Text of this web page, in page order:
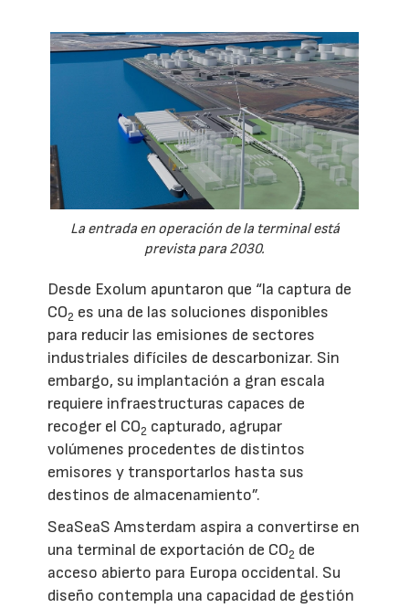
La entrada en operación de la terminal está
prevista para 2030.
Desde Exolum apuntaron que “la captura de
CO2 es una de las soluciones disponibles
para reducir las emisiones de sectores
industriales difíciles de descarbonizar. Sin
embargo, su implantación a gran escala
requiere infraestructuras capaces de
recoger el CO2 capturado, agrupar
volúmenes procedentes de distintos
emisores y transportarlos hasta sus
destinos de almacenamiento”.
SeaSeaS Amsterdam aspira a convertirse en
una terminal de exportación de CO2 de
acceso abierto para Europa occidental. Su
diseño contempla una capacidad de gestión